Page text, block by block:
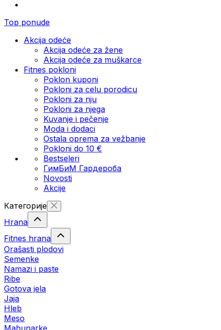
Top ponude
Akcija odeće
Akcija odeće za žene
Akcija odeće za muškarce
Fitnes pokloni
Poklon kuponi
Pokloni za celu porodicu
Pokloni za nju
Pokloni za njega
Kuvanje i pečenje
Moda i dodaci
Ostala oprema za vežbanje
Pokloni do 10 €
Bestseleri
ГимБиМ Гардeробa
Novosti
Akcije
Категорије
Hrana
Fitnes hrana
Orašasti plodovi
Semenke
Namazi i paste
Ribe
Gotova jela
Јаја
Hleb
Meso